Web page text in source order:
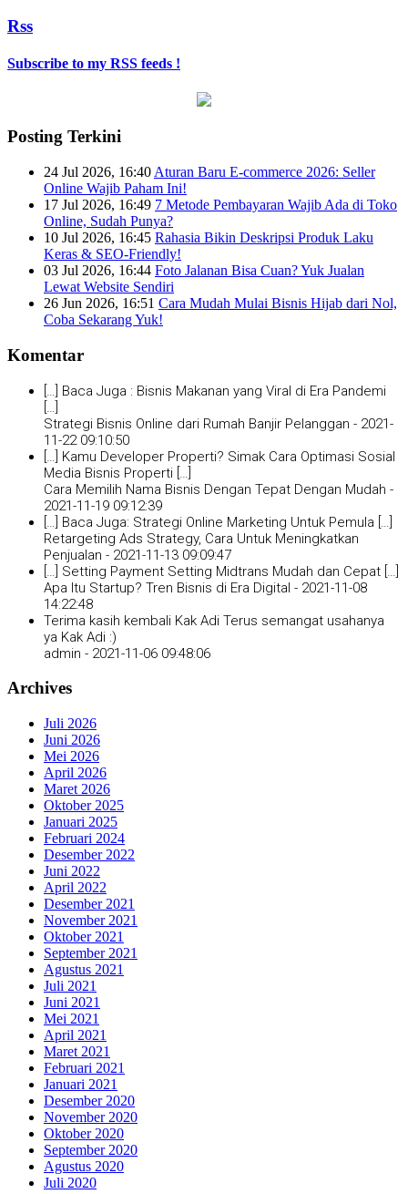
Rss
Subscribe to my RSS feeds !
Posting Terkini
24 Jul 2026, 16:40 Aturan Baru E-commerce 2026: Seller
Online Wajib Paham Ini!
17 Jul 2026, 16:49 7 Metode Pembayaran Wajib Ada di Toko
Online, Sudah Punya?
10 Jul 2026, 16:45 Rahasia Bikin Deskripsi Produk Laku
Keras & SEO-Friendly!
03 Jul 2026, 16:44 Foto Jalanan Bisa Cuan? Yuk Jualan
Lewat Website Sendiri
26 Jun 2026, 16:51 Cara Mudah Mulai Bisnis Hijab dari Nol,
Coba Sekarang Yuk!
Komentar
[…] Baca Juga : Bisnis Makanan yang Viral di Era Pandemi
Strategi Bisnis Online dari Rumah Banjir Pelanggan - 2021-
11-22 09:10:50
[…] Kamu Developer Properti? Simak Cara Optimasi Sosial
Media Bisnis Properti […]
Cara Memilih Nama Bisnis Dengan Tepat Dengan Mudah -
2021-11-19 09:12:39
[…] Baca Juga: Strategi Online Marketing Untuk Pemula […]
Retargeting Ads Strategy, Cara Untuk Meningkatkan
Penjualan - 2021-11-13 09:09:47
[…] Setting Payment Setting Midtrans Mudah dan Cepat […]
Apa Itu Startup? Tren Bisnis di Era Digital - 2021-11-08
14:22:48
Terima kasih kembali Kak Adi Terus semangat usahanya
ya Kak Adi :)
admin - 2021-11-06 09:48:06
Archives
Juli 2026
Juni 2026
Mei 2026
April 2026
Maret 2026
Oktober 2025
Januari 2025
Februari 2024
Desember 2022
Juni 2022
April 2022
Desember 2021
November 2021
Oktober 2021
September 2021
Agustus 2021
Juli 2021
Juni 2021
Mei 2021
April 2021
Maret 2021
Februari 2021
Januari 2021
Desember 2020
November 2020
Oktober 2020
September 2020
Agustus 2020
Juli 2020